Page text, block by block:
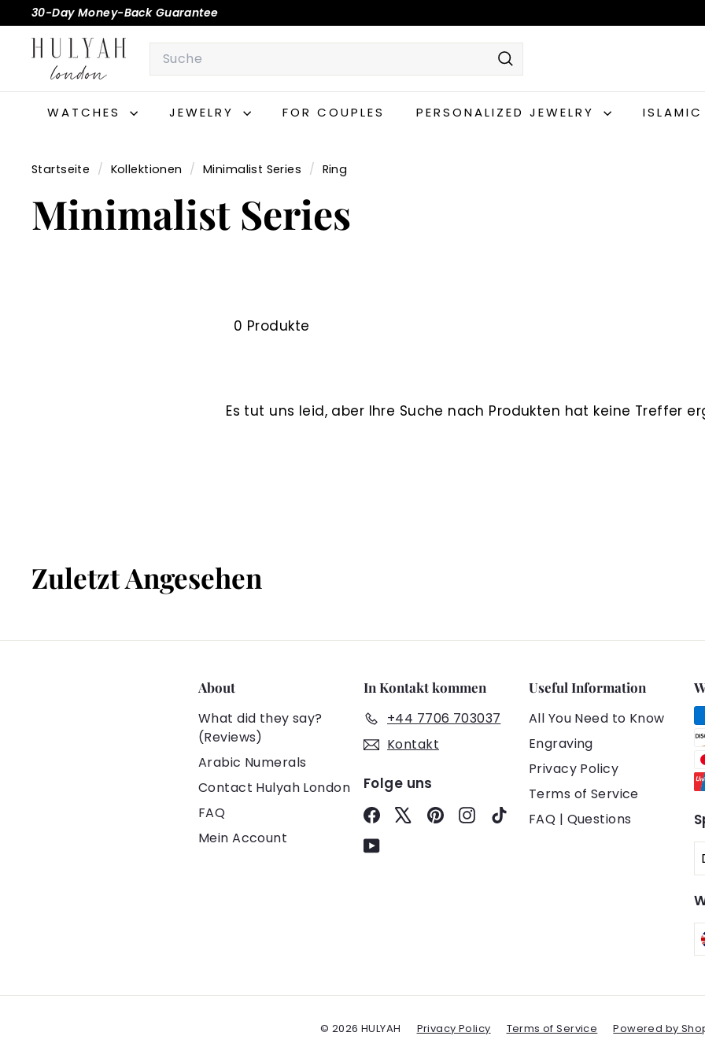
Direkt
zum
Inhalt
Pause
Diashow
30-Day Money-Back Guarantee
H
L
Search
Suche
WATCHES JEWELRY FOR COUPLES PERSONALIZED JEWELRY
Startseite / Kollektionen / Minimalist Series / Ring
Minimalist Series
0 Produkte
Es tut uns leid, aber Ihre Suche nach Produkten hat keine Treffer
Zuletzt Angesehen
About
What did they say?
(Reviews)
Arabic Numerals
Contact Hulyah London
FAQ
Mein Account
In Kontakt kommen
+44 7706 703037
Kontakt
Folge uns
FacebookPinterestInstagram
TikTok
YouTube
Useful Information
All You Need to Know
Engraving
Privacy Policy
Terms of Service
FAQ | Questions
© 2026 HULYAH Privacy Policy Terms of Service Powered by